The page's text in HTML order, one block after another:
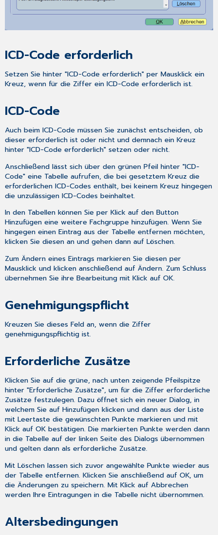
ICD-Code erforderlich
Setzen Sie hinter "ICD-Code erforderlich" per Mausklick ein
Kreuz, wenn für die Ziffer ein ICD-Code erforderlich ist.
ICD-Code
Auch beim ICD-Code müssen Sie zunächst entscheiden, ob
dieser erforderlich ist oder nicht und demnach ein Kreuz
hinter "ICD-Code erforderlich" setzen oder nicht.
Anschließend lässt sich über den grünen Pfeil hinter "ICD-
Code" eine Tabelle aufrufen, die bei gesetztem Kreuz die
erforderlichen ICD-Codes enthält, bei keinem Kreuz hingegen
die unzulässigen ICD-Codes beinhaltet.
In den Tabellen können Sie per Klick auf den Button
Hinzufügen eine weitere Fachgruppe hinzufügen. Wenn Sie
hingegen einen Eintrag aus der Tabelle entfernen möchten,
klicken Sie diesen an und gehen dann aufLöschen.
Zum Ändern eines Eintrags markieren Sie diesen per
Mausklick und klicken anschließend aufÄndern. Zum Schluss
übernehmen Sie ihre Bearbeitung mit Klick aufOK.
Genehmigungspflicht
Kreuzen Sie dieses Feld an, wenn die Ziffer
genehmigungspflichtig ist.
Erforderliche Zusätze
Klicken Sie auf die grüne, nach unten zeigende Pfeilspitze
hinter "Erforderliche Zusätze", um für die Ziffer erforderliche
Zusätze festzulegen. Dazu öffnet sich ein neuer Dialog, in
welchem Sie aufHinzufügen klicken und dann aus der Liste
mit Leertaste die gewünschten Punkte markieren und mit
Klick aufOK bestätigen. Die markierten Punkte werden dann
in die Tabelle auf der linken Seite des Dialogs übernommen
und gelten dann als erforderliche Zusätze.
MitLöschen lassen sich zuvor angewählte Punkte wieder aus
der Tabelle entfernen. Klicken Sie anschließend aufOK, um
die Änderungen zu speichern. Mit Klick aufAbbrechen
werden Ihre Eintragungen in die Tabelle nicht übernommen.
Altersbedingungen